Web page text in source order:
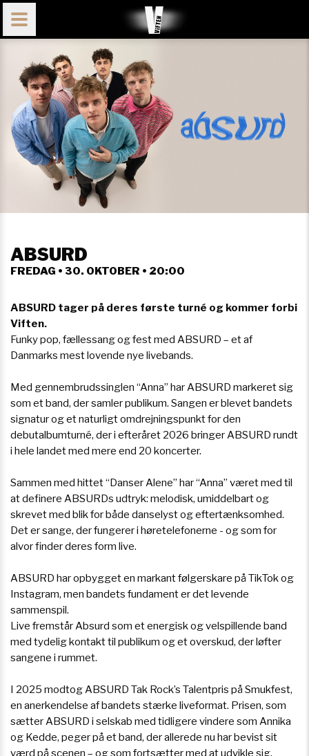
ABSURD
FREDAG • 30. OKTOBER • 20:00
ABSURD tager på deres første turné og kommer forbi
Viften.
Funky pop, fællessang og fest med ABSURD – et af
Danmarks mest lovende nye livebands.
Med gennembrudssinglen “Anna” har ABSURD markeret sig
som et band, der samler publikum. Sangen er blevet bandets
signatur og et naturligt omdrejningspunkt for den
debutalbumturné, der i efteråret 2026 bringer ABSURD rundt
i hele landet med mere end 20 koncerter.
Sammen med hittet “Danser Alene” har “Anna” været med til
at definere ABSURDs udtryk: melodisk, umiddelbart og
skrevet med blik for både danselyst og eftertænksomhed.
Det er sange, der fungerer i høretelefonerne - og som for
alvor finder deres form live.
ABSURD har opbygget en markant følgerskare på TikTok og
Instagram, men bandets fundament er det levende
sammenspil.
Live fremstår Absurd som et energisk og velspillende band
med tydelig kontakt til publikum og et overskud, der løfter
sangene i rummet.
I 2025 modtog ABSURD Tak Rock’s Talentpris på Smukfest,
en anerkendelse af bandets stærke liveformat. Prisen, som
sætter ABSURD i selskab med tidligere vindere som Annika
og Kedde, peger på et band, der allerede nu har bevist sit
værd på scenen – og som fortsætter med at udvikle sig.